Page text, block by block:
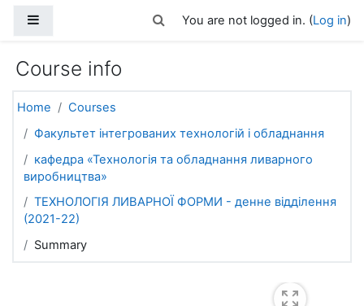
Toggle search input
You are not logged in. (Log in)
Course info
Home
Courses
Факультет інтегрованих технологій і обладнання
кафедра «Технологія та обладнання ливарного
виробництва»
ТЕХНОЛОГІЯ ЛИВАРНОЇ ФОРМИ - денне відділення
(2021-22)
Summary